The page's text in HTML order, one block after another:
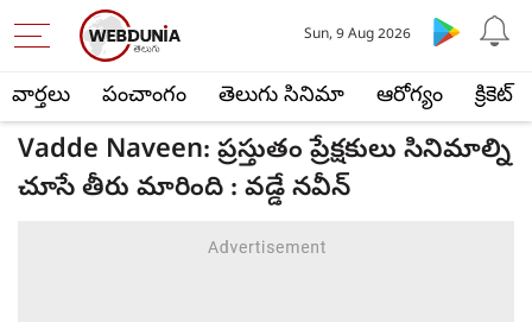
వార్తలు పంచాంగం తెలుగు సినిమా ఆరోగ్యం క్రికెట్
Sun, 9 Aug 2026
Vadde Naveen: ప్రస్తుతం ప్రేక్షకులు సినిమాల్ని
చూసే తీరు మారింది : వడ్డే నవీన్